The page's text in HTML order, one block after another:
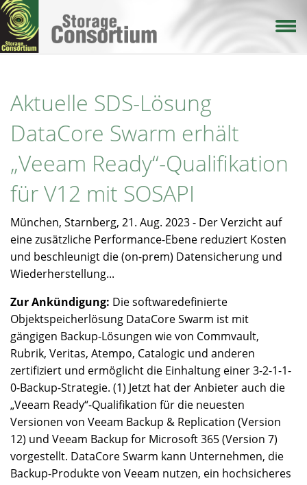
Direkt
zum
Inhalt
Aktuelle SDS-Lösung
DataCore Swarm erhält
„Veeam Ready“-Qualifikation
für V12 mit SOSAPI
München, Starnberg, 21. Aug. 2023 - Der Verzicht auf
eine zusätzliche Performance-Ebene reduziert Kosten
und beschleunigt die (on-prem) Datensicherung und
Wiederherstellung...
Zur Ankündigung: Die softwaredefinierte
Objektspeicherlösung DataCore Swarm ist mit
gängigen Backup-Lösungen wie von Commvault,
Rubrik, Veritas, Atempo, Catalogic und anderen
zertifiziert und ermöglicht die Einhaltung einer 3-2-1-1-
0-Backup-Strategie. (1) Jetzt hat der Anbieter auch die
„Veeam Ready“-Qualifikation für die neuesten
Versionen von Veeam Backup & Replication (Version
12) und Veeam Backup for Microsoft 365 (Version 7)
vorgestellt. DataCore Swarm kann Unternehmen, die
Backup-Produkte von Veeam nutzen, ein hochsicheres